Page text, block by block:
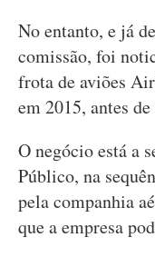
No entanto, e já
comissão, foi
frota de aviões
em 2015, antes
O negócio está a
Público, na
pela companhia
que a empresa